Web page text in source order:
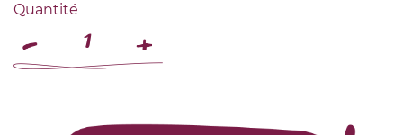
Quantité